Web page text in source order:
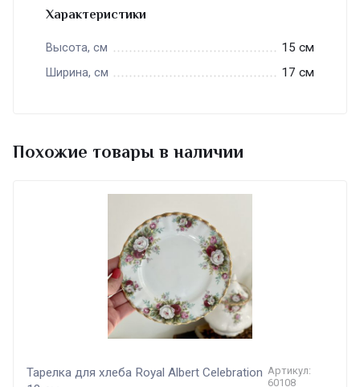
Характеристики
Высота, см 15 см
Ширина, см 17 см
Похожие товары в наличии
Тарелка для хлеба Royal Albert Celebration Артикул:
60108